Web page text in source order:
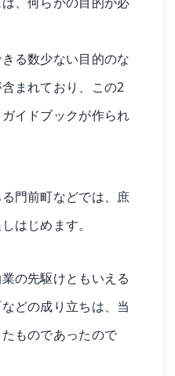
る数少ない目的のな
まれており、この2
イドブックが作られ
門前町などでは、庶
はじめます。
の先駆けともいえる
どの成り立ちは、当
ものであったので